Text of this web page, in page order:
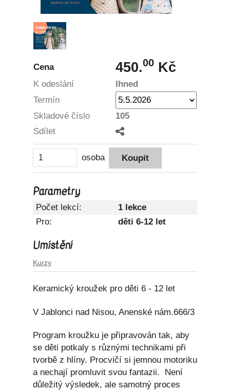
Cena 450.00 Kč
K odeslání
Ihned
Termín
Skladové číslo
105
Sdílet
osoba
Parametry
Počet lekcí:
1 lekce
Pro:
děti 6-12 let
Umístění
Kurzy
Keramický kroužek pro děti 6 - 12 let
V Jablonci nad Nisou, Anenské nám.666/3
Program kroužku je připravován tak, aby
se děti potkaly s různými technikami při
tvorbě z hlíny. Procvičí si jemnou motoriku
a nechají promluvit svou fantazii. Není
důležitý výsledek, ale samotný proces